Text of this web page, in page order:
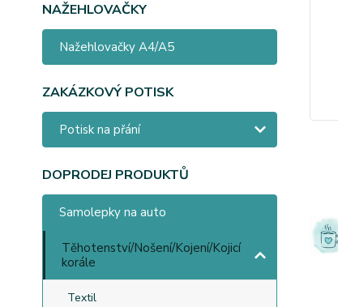
NAŽEHLOVAČKY
Nažehlovačky A4/A5
ZAKÁZKOVÝ POTISK
Potisk na přání
DOPRODEJ PRODUKTŮ
Samolepky na auto
Těhotenství/Nošení/Kojení/Kojicí
korále
Textil